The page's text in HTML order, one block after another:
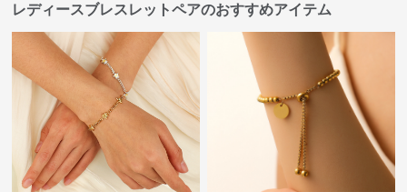
レディースブレスレットペアのおすすめアイテム